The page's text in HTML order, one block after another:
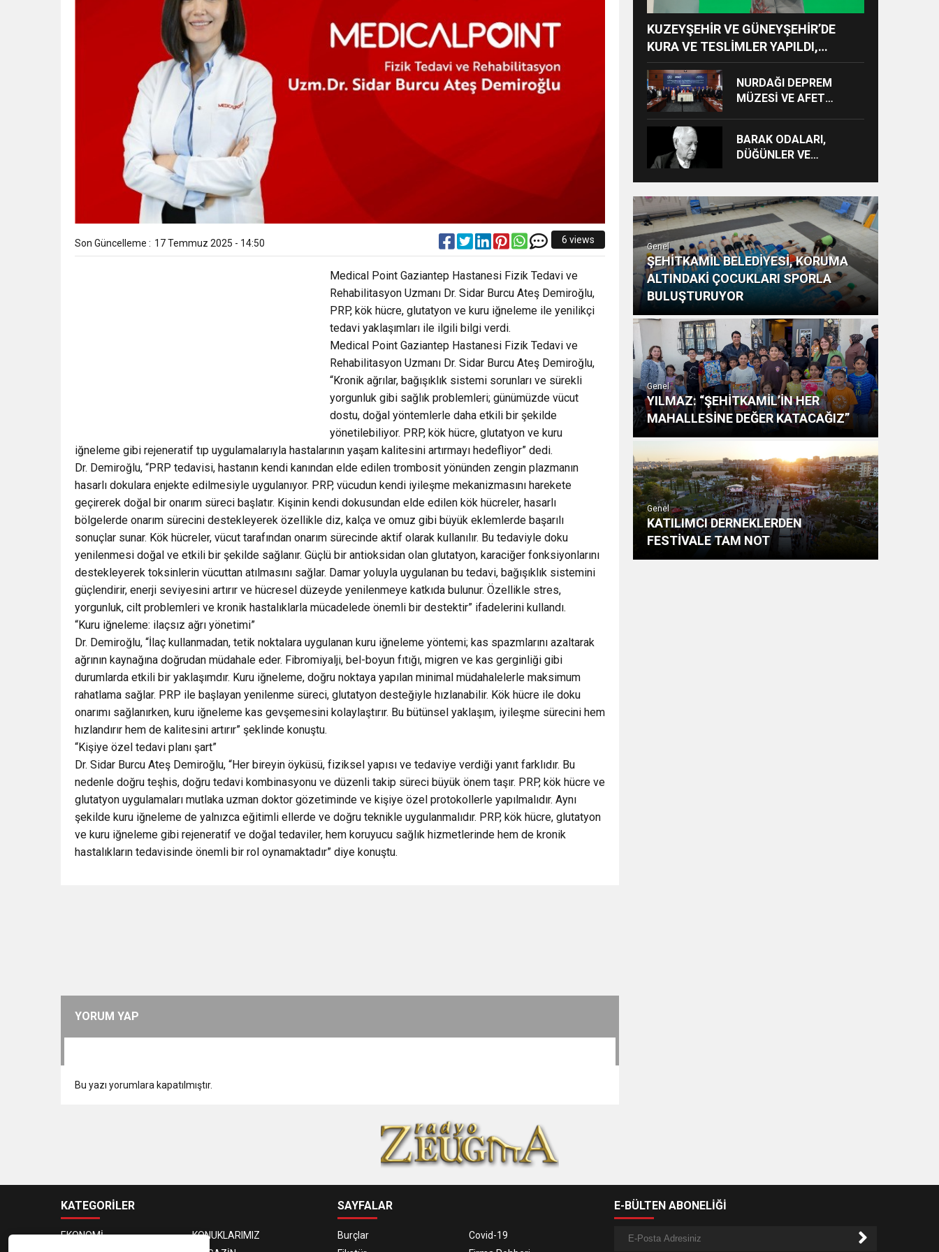
Son Güncelleme : 17 Temmuz 2025 - 14:50 6 views
Medical Point Gaziantep Hastanesi Fizik Tedavi ve
Rehabilitasyon Uzmanı Dr. Sidar Burcu Ateş Demiroğlu,
PRP, kök hücre, glutatyon ve kuru iğneleme ile yenilikçi
tedavi yaklaşımları ile ilgili bilgi verdi.
Medical Point Gaziantep Hastanesi Fizik Tedavi ve
Rehabilitasyon Uzmanı Dr. Sidar Burcu Ateş Demiroğlu,
“Kronik ağrılar, bağışıklık sistemi sorunları ve sürekli
yorgunluk gibi sağlık problemleri; günümüzde vücut
dostu, doğal yöntemlerle daha etkili bir şekilde
yönetilebiliyor. PRP, kök hücre, glutatyon ve kuru
iğneleme gibi rejeneratif tıp uygulamalarıyla hastalarının yaşam kalitesini artırmayı hedefliyor” dedi.
Dr. Demiroğlu, “PRP tedavisi, hastanın kendi kanından elde edilen trombosit yönünden zengin plazmanın
hasarlı dokulara enjekte edilmesiyle uygulanıyor. PRP, vücudun kendi iyileşme mekanizmasını harekete
geçirerek doğal bir onarım süreci başlatır. Kişinin kendi dokusundan elde edilen kök hücreler, hasarlı
bölgelerde onarım sürecini destekleyerek özellikle diz, kalça ve omuz gibi büyük eklemlerde başarılı
sonuçlar sunar. Kök hücreler, vücut tarafından onarım sürecinde aktif olarak kullanılır. Bu tedaviyle doku
yenilenmesi doğal ve etkili bir şekilde sağlanır. Güçlü bir antioksidan olan glutatyon, karaciğer fonksiyonlarını
destekleyerek toksinlerin vücuttan atılmasını sağlar. Damar yoluyla uygulanan bu tedavi, bağışıklık sistemini
güçlendirir, enerji seviyesini artırır ve hücresel düzeyde yenilenmeye katkıda bulunur. Özellikle stres,
yorgunluk, cilt problemleri ve kronik hastalıklarla mücadelede önemli bir destektir” ifadelerini kullandı.
“Kuru iğneleme: ilaçsız ağrı yönetimi”
Dr. Demiroğlu, “İlaç kullanmadan, tetik noktalara uygulanan kuru iğneleme yöntemi; kas spazmlarını azaltarak
ağrının kaynağına doğrudan müdahale eder. Fibromiyalji, bel-boyun fıtığı, migren ve kas gerginliği gibi
durumlarda etkili bir yaklaşımdır. Kuru iğneleme, doğru noktaya yapılan minimal müdahalelerle maksimum
rahatlama sağlar. PRP ile başlayan yenilenme süreci, glutatyon desteğiyle hızlanabilir. Kök hücre ile doku
onarımı sağlanırken, kuru iğneleme kas gevşemesini kolaylaştırır. Bu bütünsel yaklaşım, iyileşme sürecini hem
hızlandırır hem de kalitesini artırır” şeklinde konuştu.
“Kişiye özel tedavi planı şart”
Dr. Sidar Burcu Ateş Demiroğlu, “Her bireyin öyküsü, fiziksel yapısı ve tedaviye verdiği yanıt farklıdır. Bu
nedenle doğru teşhis, doğru tedavi kombinasyonu ve düzenli takip süreci büyük önem taşır. PRP, kök hücre ve
glutatyon uygulamaları mutlaka uzman doktor gözetiminde ve kişiye özel protokollerle yapılmalıdır. Aynı
şekilde kuru iğneleme de yalnızca eğitimli ellerde ve doğru teknikle uygulanmalıdır. PRP, kök hücre, glutatyon
ve kuru iğneleme gibi rejeneratif ve doğal tedaviler, hem koruyucu sağlık hizmetlerinde hem de kronik
hastalıkların tedavisinde önemli bir rol oynamaktadır” diye konuştu.
YORUM YAP
Bu yazı yorumlara kapatılmıştır.
KUZEYŞEHİR VE GÜNEYŞEHİR’DE
KURA VE TESLİMLER YAPILDI,
BAHÇELİEVLER’DE 5 BİN KONUTUN
TEMELİ ATILDI
NURDAĞI DEPREM
MÜZESİ VE AFET
PROTOKOLÜ
İMZALANDI
BARAK ODALARI,
DÜĞÜNLER VE
ALTINA ALINIYOR
Genel
ŞEHİTKAMİL BELEDİYESİ, KORUMA
ALTINDAKİ ÇOCUKLARI SPORLA
BULUŞTURUYOR
Genel
YILMAZ: “ŞEHİTKAMİL’İN HER
MAHALLESİNE DEĞER KATACAĞIZ”
Genel
KATILIMCI DERNEKLERDEN
FESTİVALE TAM NOT
KATEGORİLER
EKONOMİ
KONUKLARIMIZ
SAYFALAR
Burçlar
Covid-19
E-BÜLTEN ABONELİĞİ